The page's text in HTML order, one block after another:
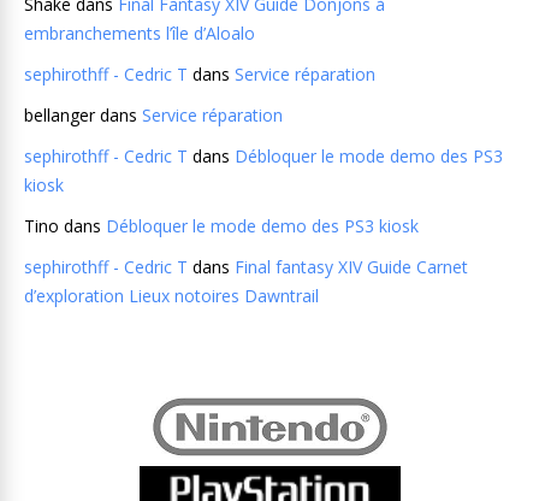
embranchements l’île d’Aloalo
sephirothff - Cedric T dans Service réparation
bellangerdans Service réparation
sephirothff - Cedric T dans Débloquer le mode demo des PS3
kiosk
Tino dans Débloquer le mode demo des PS3 kiosk
sephirothff - Cedric T dans Final fantasy XIV Guide Carnet
d’exploration Lieux notoires Dawntrail